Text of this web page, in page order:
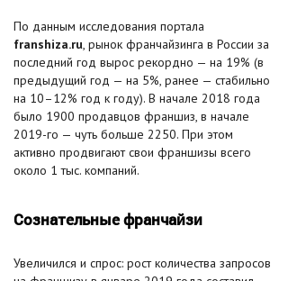
По данным исследования портала
franshiza.ru, рынок франчайзинга в России за
последний год вырос рекордно — на 19% (в
предыдущий год — на 5%, ранее — стабильно
на 10–12% год к году). В начале 2018 года
было 1900 продавцов франшиз, в начале
2019-го — чуть больше 2250. При этом
активно продвигают свои франшизы всего
около 1 тыс. компаний.
Сознательные франчайзи
Увеличился и спрос: рост количества запросов